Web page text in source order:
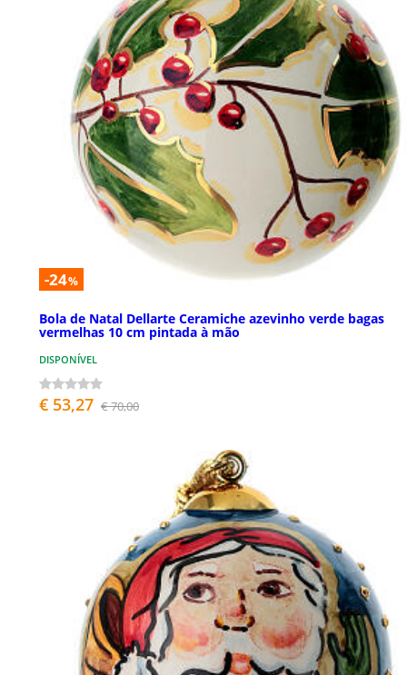
-24%
Bola de Natal Dellarte Ceramiche azevinho verde bagas
vermelhas 10 cm pintada à mão
DISPONÍVEL
€ 53,27 € 70,00